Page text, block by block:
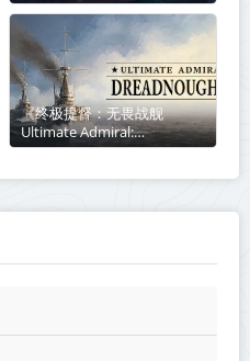
《终极提督：无畏战舰
Ultimate Admiral:
Dreadnoughts》v1.7.0.0丨中